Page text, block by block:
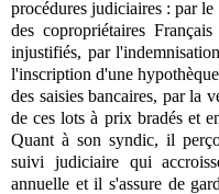
procédures judiciaires : par le
des copropriétaires
injustifiés, par
l'inscription d'une
des saisies bancaires, par la
de ces lots à prix bradés et
Quant à son syndic, il
suivi judiciaire qui
annuelle et il s'assure de